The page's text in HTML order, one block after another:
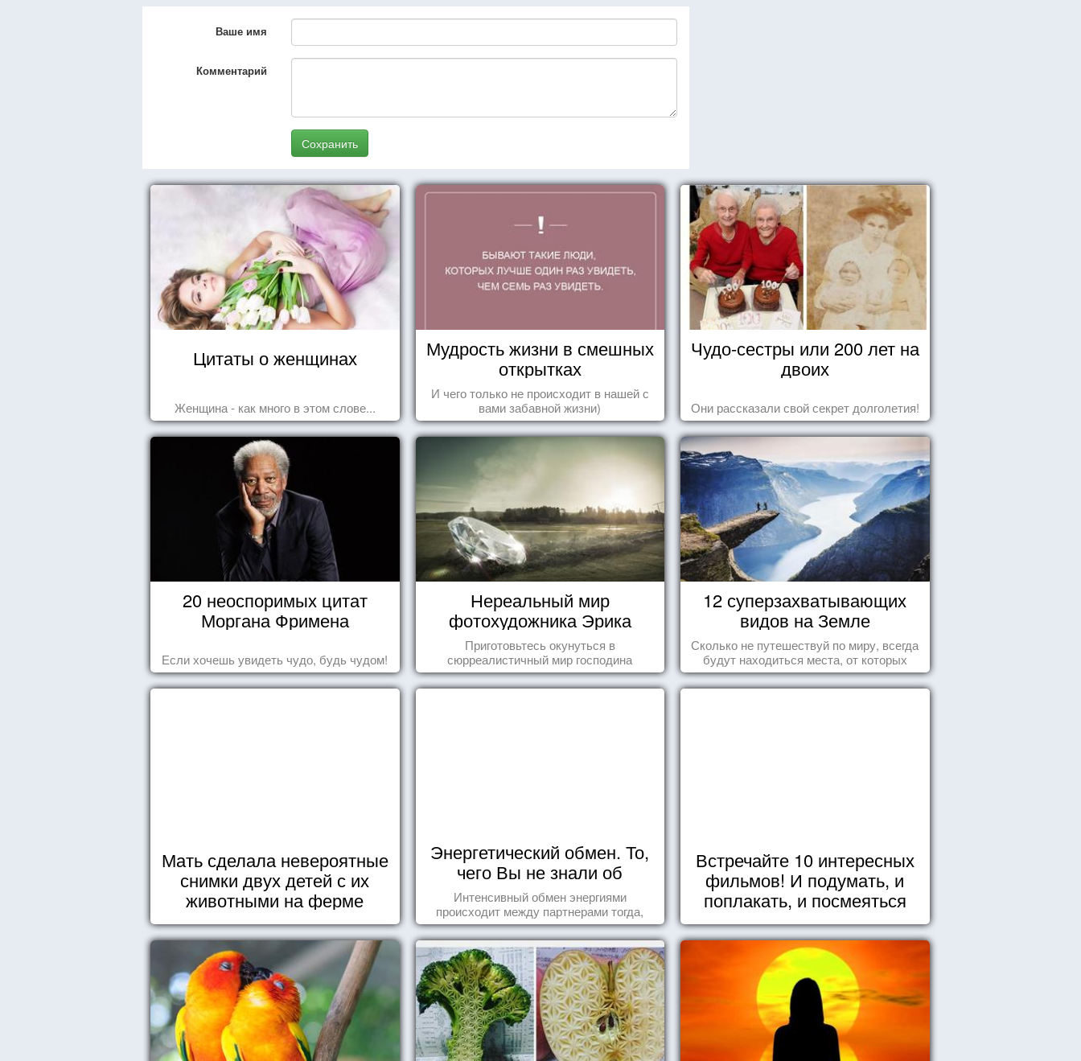
Ваше имя
Комментарий
Сохранить
Цитаты о женщинах
Женщина - как много в этом слове...
Мудрость жизни в смешных
открытках
И чего только не происходит в нашей с
вами забавной жизни)
Чудо-сестры или 200 лет на
двоих
Они рассказали свой секрет долголетия!
20 неоспоримых цитат
Моргана Фримена
Если хочешь увидеть чудо, будь чудом!
Нереальный мир
фотохудожника Эрика
Йоханссона
Приготовьтесь окунуться в
сюрреалистичный мир господина
Йоханссона
12 суперзахватывающих
видов на Земле
Сколько не путешествуй по миру, всегда
будут находиться места, от которых
перехватывает дух и кружится голова...
Мать сделала невероятные
снимки двух детей с их
животными на ферме
Энергетический обмен. То,
чего Вы не знали об
отношениях
Интенсивный обмен энергиями
происходит между партнерами тогда,
когда они испытывают симпатию друг к
другу...
Встречайте 10 интересных
фильмов! И подумать, и
поплакать, и посмеяться